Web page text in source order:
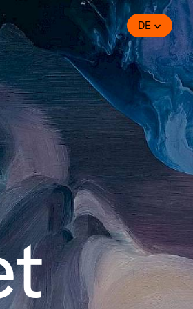
DE